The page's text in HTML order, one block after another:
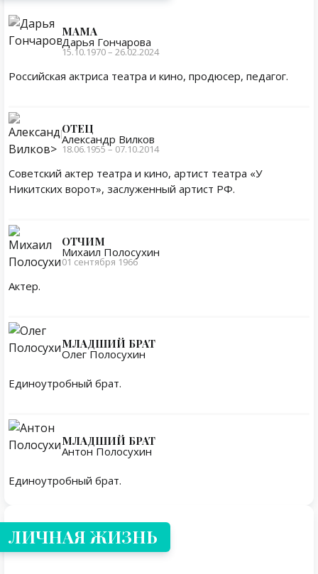
МАМА
Дарья Гончарова
15.10.1970 – 26.02.2024
Российская актриса театра и кино, продюсер, педагог.
ОТЕЦ
Александр Вилков
18.06.1955 – 07.10.2014
Советский актер театра и кино, артист театра «У
Никитских ворот», заслуженный артист РФ.
ОТЧИМ
Михаил Полосухин
01 сентября 1966
Актер.
МЛАДШИЙ БРАТ
Олег Полосухин
Единоутробный брат.
МЛАДШИЙ БРАТ
Антон Полосухин
Единоутробный брат.
Личная жизнь
ЛИЧНАЯ ЖИЗНЬ